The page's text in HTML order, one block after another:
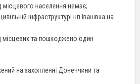
місцевого населення немає;
інфраструктурі нп Іванівка на
місцевих та пошкоджено один
на захопленні Донеччини та